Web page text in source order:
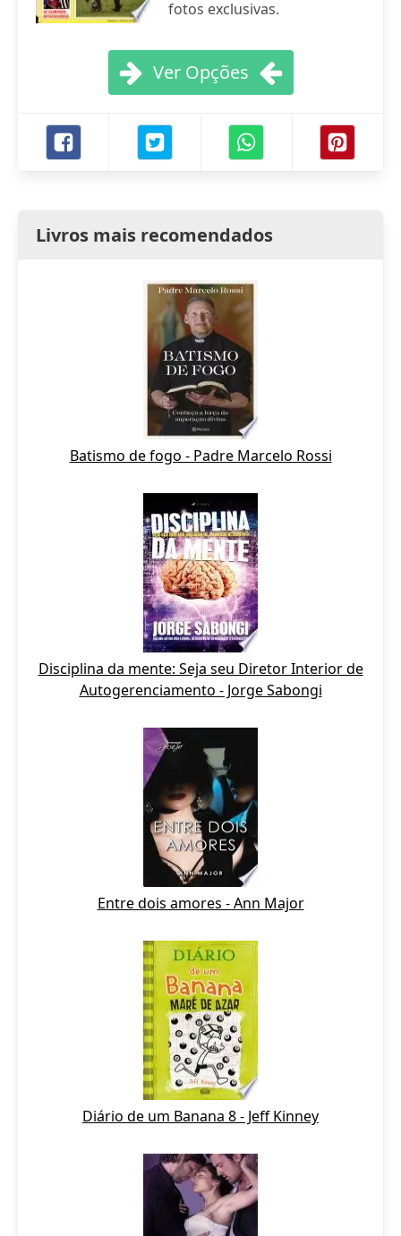
fotos exclusivas.
Ver Opções
Livros mais recomendados
Batismo de fogo - Padre Marcelo Rossi
Disciplina da mente: Seja seu Diretor Interior de
Autogerenciamento - Jorge Sabongi
Entre dois amores - Ann Major
Diário de um Banana 8 - Jeff Kinney